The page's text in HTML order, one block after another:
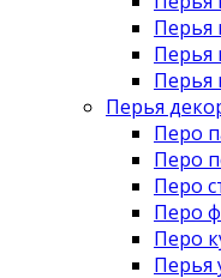
Перья
Перья
Перья
Перья
Перо
Перо
Перо
Перо
Перо
Перья